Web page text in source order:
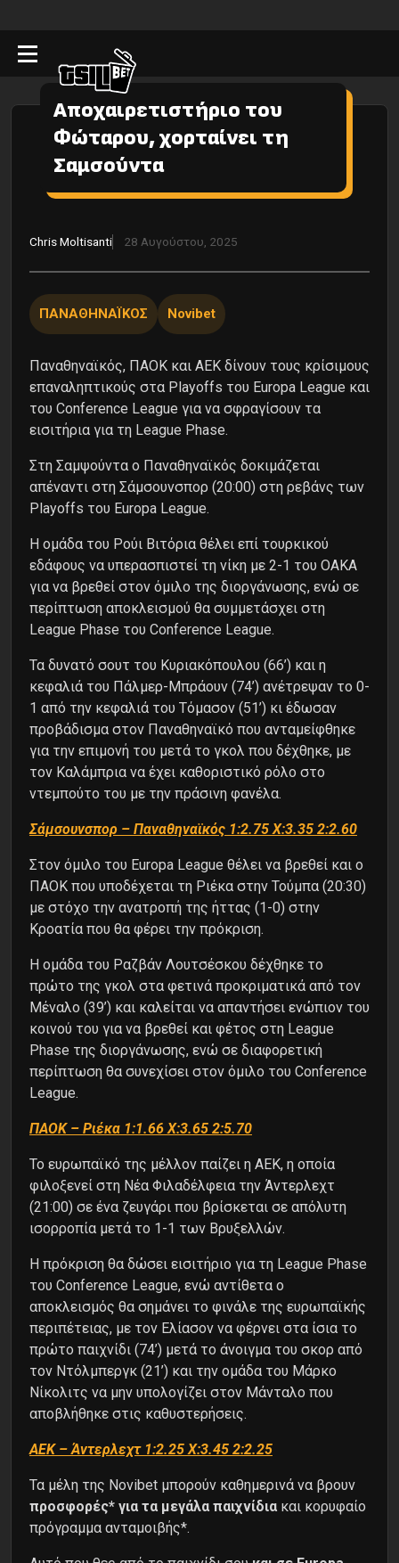
Αποχαιρετιστήριο του
Φώταρου, χορταίνει τη
Σαμσούντα
Chris Moltisanti 28 Αυγούστου, 2025
ΠΑΝΑΘΗΝΑΪΚΟΣ Novibet
Παναθηναϊκός, ΠΑΟΚ και ΑΕΚ δίνουν τους κρίσιμους
επαναληπτικούς στα Playoffs του Europa League και
του Conference League για να σφραγίσουν τα
εισιτήρια για τη League Phase.
Στη Σαμψούντα ο Παναθηναϊκός δοκιμάζεται
απέναντι στη Σάμσουνσπορ (20:00) στη ρεβάνς των
Playoffs του Europa League.
Η ομάδα του Ρούι Βιτόρια θέλει επί τουρκικού
εδάφους να υπερασπιστεί τη νίκη με 2-1 του ΟΑΚΑ
για να βρεθεί στον όμιλο της διοργάνωσης, ενώ σε
περίπτωση αποκλεισμού θα συμμετάσχει στη
League Phase του Conference League.
Τα δυνατό σουτ του Κυριακόπουλου (66’) και η
κεφαλιά του Πάλμερ-Μπράουν (74’) ανέτρεψαν το 0-
1 από την κεφαλιά του Τόμασον (51’) κι έδωσαν
προβάδισμα στον Παναθηναϊκό που ανταμείφθηκε
για την επιμονή του μετά το γκολ που δέχθηκε, με
τον Καλάμπρια να έχει καθοριστικό ρόλο στο
ντεμπούτο του με την πράσινη φανέλα.
Σάμσουνσπορ – Παναθηναϊκός 1:2.75 X:3.35 2:2.60
Στον όμιλο του Europa League θέλει να βρεθεί και ο
ΠΑΟΚ που υποδέχεται τη Ριέκα στην Τούμπα (20:30)
με στόχο την ανατροπή της ήττας (1-0) στην
Κροατία που θα φέρει την πρόκριση.
Η ομάδα του Ραζβάν Λουτσέσκου δέχθηκε το
πρώτο της γκολ στα φετινά προκριματικά από τον
Μέναλο (39’) και καλείται να απαντήσει ενώπιον του
κοινού του για να βρεθεί και φέτος στη League
Phase της διοργάνωσης, ενώ σε διαφορετική
περίπτωση θα συνεχίσει στον όμιλο του Conference
League.
ΠΑΟΚ – Ριέκα 1:1.66 X:3.65 2:5.70
Το ευρωπαϊκό της μέλλον παίζει η ΑΕΚ, η οποία
φιλοξενεί στη Νέα Φιλαδέλφεια την Άντερλεχτ
(21:00) σε ένα ζευγάρι που βρίσκεται σε απόλυτη
ισορροπία μετά το 1-1 των Βρυξελλών.
Η πρόκριση θα δώσει εισιτήριο για τη League Phase
του Conference League, ενώ αντίθετα ο
αποκλεισμός θα σημάνει το φινάλε της ευρωπαϊκής
περιπέτειας, με τον Ελίασον να φέρνει στα ίσια το
πρώτο παιχνίδι (74’) μετά το άνοιγμα του σκορ από
τον Ντόλμπεργκ (21’) και την ομάδα του Μάρκο
Νίκολιτς να μην υπολογίζει στον Μάνταλο που
αποβλήθηκε στις καθυστερήσεις.
ΑΕΚ – Άντερλεχτ 1:2.25 X:3.45 2:2.25
Τα μέλη της Novibet μπορούν καθημερινά να βρουν
προσφορές* για τα μεγάλα παιχνίδια και κορυφαίο
πρόγραμμα ανταμοιβής*.